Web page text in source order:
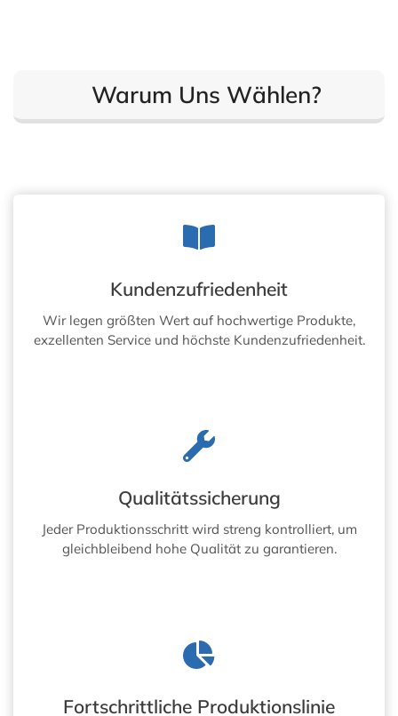
Warum Uns Wählen?
Kundenzufriedenheit
Wir legen größten Wert auf hochwertige Produkte,
exzellenten Service und höchste Kundenzufriedenheit.
Qualitätssicherung
Jeder Produktionsschritt wird streng kontrolliert, um
gleichbleibend hohe Qualität zu garantieren.
Fortschrittliche Produktionslinie